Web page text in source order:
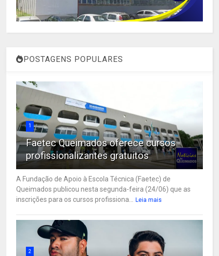
POSTAGENS POPULARES
1
Faetec Queimados oferece cursos
profissionalizantes gratuitos
A Fundação de Apoio à Escola Técnica (Faetec) de
Queimados publicou nesta segunda-feira (24/06) que as
inscrições para os cursos profissiona...
Leia mais
2